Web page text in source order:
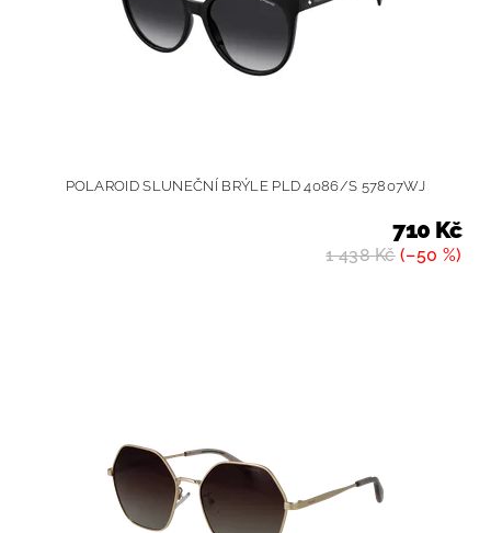
POLAROID SLUNEČNÍ BRÝLE PLD 4086/S 57807WJ
1 438 Kč(–50 %)
710 Kč